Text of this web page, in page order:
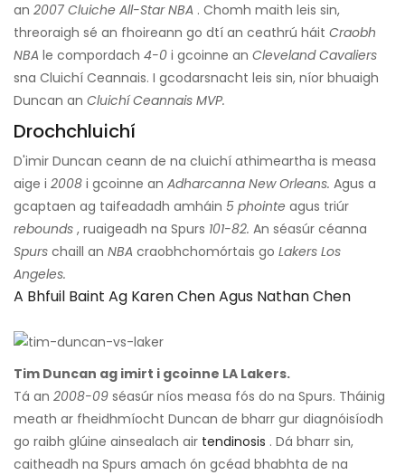
an 2007 Cluiche All-Star NBA . Chomh maith leis sin,
threoraigh sé an fhoireann go dtí an ceathrú háit Craobh
NBA le compordach 4-0 i gcoinne an Cleveland Cavaliers
sna Cluichí Ceannais. I gcodarsnacht leis sin, níor bhuaigh
Duncan an Cluichí Ceannais MVP.
Drochchluichí
D'imir Duncan ceann de na cluichí athimeartha is measa
aige i 2008 i gcoinne an Adharcanna New Orleans. Agus a
gcaptaen ag taifeadadh amháin 5 phointe agus triúr
rebounds , ruaigeadh na Spurs 101-82. An séasúr céanna
Spurs chaill an NBA craobhchomórtais go Lakers Los
Angeles.
A Bhfuil Baint Ag Karen Chen Agus Nathan Chen
Tim Duncan ag imirt i gcoinne LA Lakers.
Tá an 2008-09 séasúr níos measa fós do na Spurs. Tháinig
meath ar fheidhmíocht Duncan de bharr gur diagnóisíodh
go raibh glúine ainsealach air tendinosis . Dá bharr sin,
caitheadh ​​na Spurs amach ón gcéad bhabhta de na